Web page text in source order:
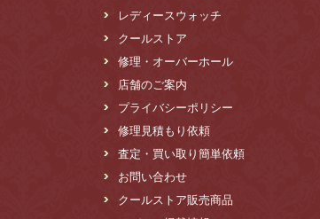
レディースウォッチ
クールストア
修理・オーバーホール
店舗のご案内
プライバシーポリシー
修理見積もり依頼
査定・買い取り簡単依頼
お問い合わせ
クールストア販売商品